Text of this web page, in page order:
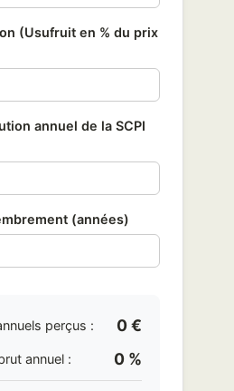
(Usufruit en % du prix
annuel de la SCPI
(années)
perçus : 0 €
annuel : 0 %